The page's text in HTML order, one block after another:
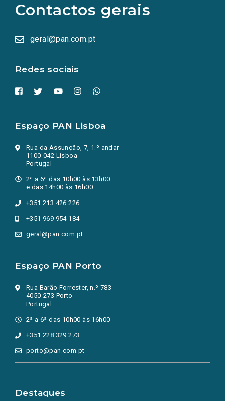
Contactos gerais
geral@pan.com.pt
Redes sociais
redes
sociais
numa
nova
Espaço PAN Lisboa
Rua da Assunção, 7, 1.º andar
1100-042 Lisboa
Portugal
2ª a 6ª das 10h00 às 13h00
e das 14h00 às 16h00
+351 213 426 226
+351 969 954 184
geral@pan.com.pt
Espaço PAN Porto
Rua Barão Forrester, n.º 783
4050-273 Porto
Portugal
2ª a 6ª das 10h00 às 16h00
+351 228 329 273
porto@pan.com.pt
Destaques